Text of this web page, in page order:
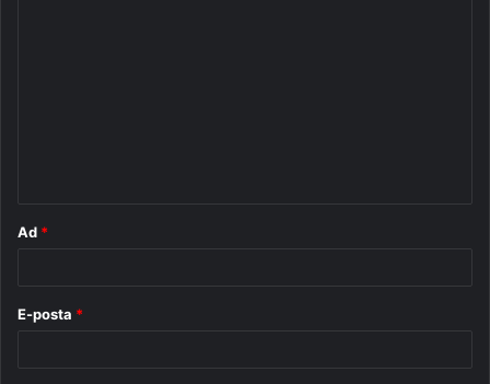
Ad *
E-posta *